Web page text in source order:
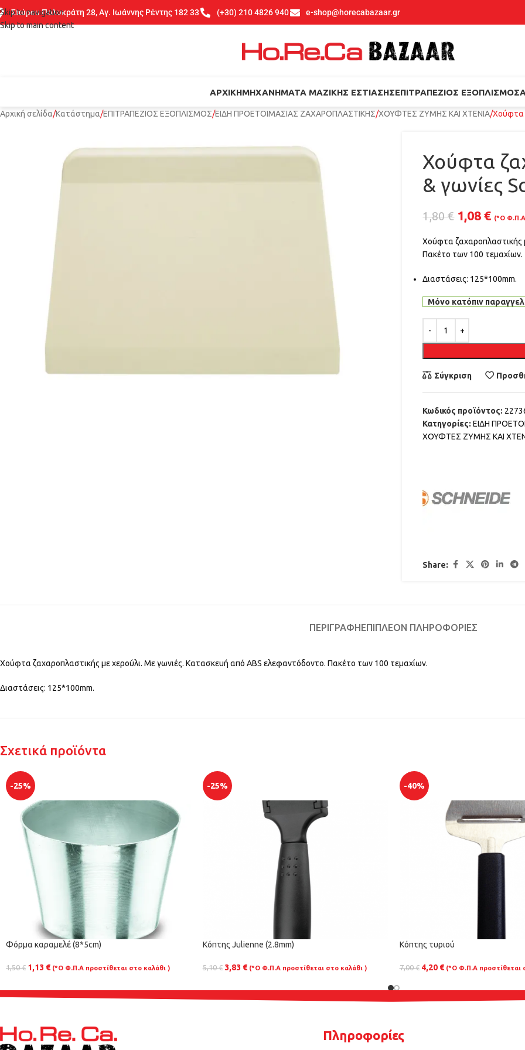
Skip to navigation
Skip to main content
Σπύρου Πολυκράτη 28, Αγ. Ιωάννης Ρέντης 182 33 (+30) 210 4826 940 e-shop@horecabazaar.gr
ΑΡΧΙΚΉΜΗΧΑΝΉΜΑΤΑ ΜΑΖΙΚΉΣ ΕΣΤΊΑΣΗΣΕΠΙΤΡΑΠΈΖΙΟΣ ΕΞΟΠΛΙΣΜΌΣ
Αρχική σελίδα Κατάστημα ΕΠΙΤΡΑΠΕΖΙΟΣ ΕΞΟΠΛΙΣΜΟΣ ΕΙΔΗ ΠΡΟΕΤΟΙΜΑΣΙΑΣ ΖΑΧΑΡΟΠΛΑΣΤΙΚΗΣ ΧΟΥΦΤΕΣ ΖΥΜΗΣ ΚΑΙ ΧΤΕΝΙΑ Χούφτα
Χούφτα
& γωνίες
1,80€ 1,08€ (*Ο Φ.Π.Α
Χούφτα ζαχαροπλαστικής
Πακέτο των 100 τεμαχίων.
Διαστάσεις: 125*100mm.
Μόνο κατόπιν
Σύγκριση
Κωδικός προϊόντος:
Κατηγορίες: ΕΙΔΗ
ΧΟΥΦΤΕΣ ΖΥΜΗΣ ΚΑΙ
Share:
ΠΕΡΙΓΡΑΦΉΕΠΙΠΛΈΟΝ ΠΛΗΡΟΦΟΡΊΕΣ
Χούφτα ζαχαροπλαστικής με χερούλι. Με γωνιές. Κατασκευή από ABS ελεφαντόδοντο. Πακέτο των 100 τεμαχίων.
Διαστάσεις: 125*100mm.
Σχετικά προϊόντα
-25%
Φόρμα καραμελέ (8*5cm)
1,50€ 1,13 € (*Ο Φ.Π.Α προστίθεται στο καλάθι )
-25%
Κόπτης Julienne (2.8mm)
5,10€ 3,83 € (*Ο Φ.Π.Α προστίθεται στο καλάθι )
-40%
Κόπτης τυριού
7,00€ 4,20 € (*Ο Φ.Π.Α προστίθεται
Πληροφορίες